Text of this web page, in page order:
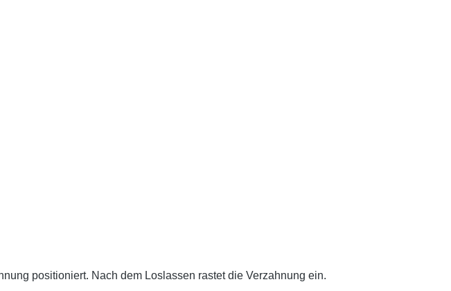
positioniert. Nach dem Loslassen rastet die Verzahnung ein.